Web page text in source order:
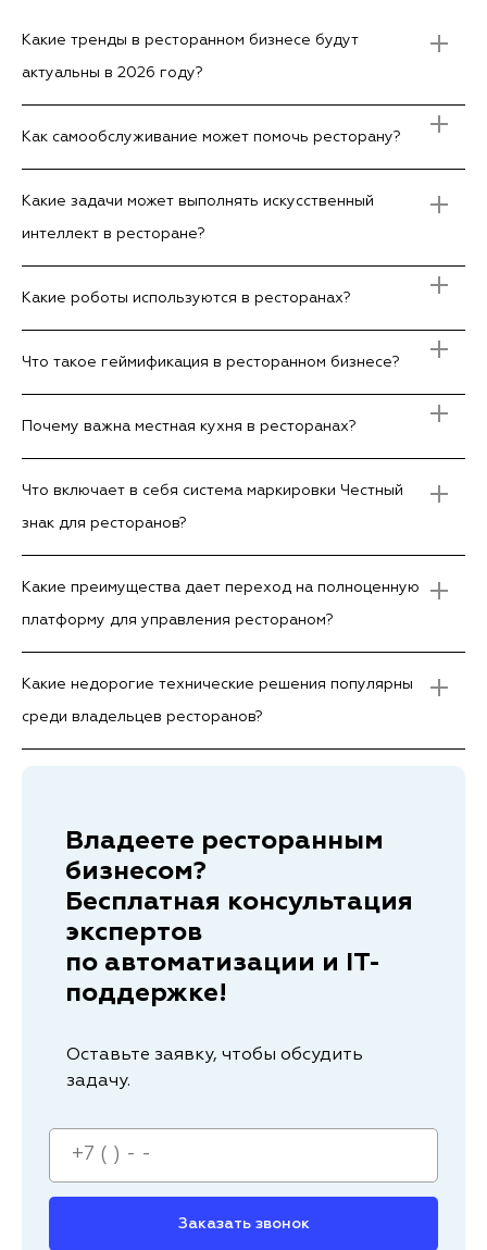
Какие тренды в ресторанном бизнесе будут
актуальны в 2026 году?
Как самообслуживание может помочь ресторану?
Какие задачи может выполнять искусственный
интеллект в ресторане?
Какие роботы используются в ресторанах?
Что такое геймификация в ресторанном бизнесе?
Почему важна местная кухня в ресторанах?
Что включает в себя система маркировки Честный
знак для ресторанов?
Какие преимущества дает переход на полноценную
платформу для управления рестораном?
Какие недорогие технические решения популярны
среди владельцев ресторанов?
Владеете ресторанным
бизнесом?
Бесплатная консультация
экспертов
по автоматизации и IT-
поддержке!
Оставьте заявку, чтобы обсудить
задачу.
Заказать звонок